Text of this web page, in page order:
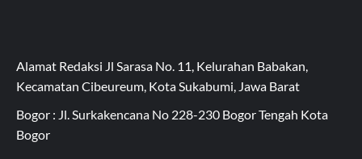
Alamat Redaksi Jl Sarasa No. 11, Kelurahan Babakan,
Kecamatan Cibeureum, Kota Sukabumi, Jawa Barat
Bogor : Jl. Surkakencana No 228-230 Bogor Tengah Kota
Bogor